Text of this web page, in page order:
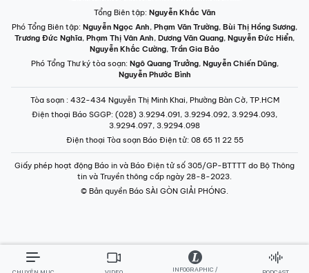
Điện thoại Báo SGGP
: (028) 3.9294.091, 3.9294.092, 3.9294.093,
3.9294.097, 3.9294.098
Điện thoại Tòa soạn Báo Điện tử: 08 65 11 22 55
Giấy phép hoạt động Báo in và Báo Điện tử số 305/GP-BTTTT do Bộ Thông
tin và Truyền thông cấp ngày 28-8-2023.
CHUYÊN MỤC VIDEO
INFOGRAPHIC /
LONGFORM
PODCAST